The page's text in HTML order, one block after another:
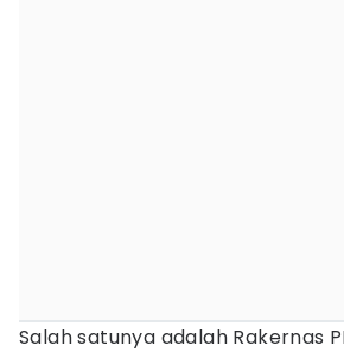
Salah satunya adalah Rakernas